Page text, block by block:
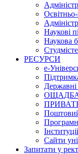
Наукові
Наукова
РЕСУРСИ
е-
Державні
Сайти
Запитати у